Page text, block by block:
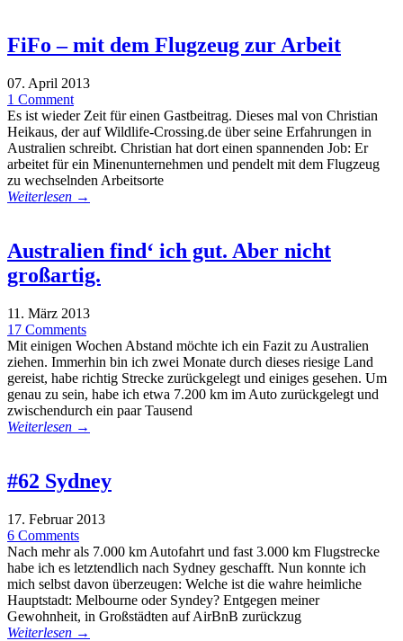
FiFo – mit dem Flugzeug zur Arbeit
07. April 2013
1 Comment
Es ist wieder Zeit für einen Gastbeitrag. Dieses mal von Christian
Heikaus, der auf Wildlife-Crossing.de über seine Erfahrungen in
Australien schreibt. Christian hat dort einen spannenden Job: Er
arbeitet für ein Minenunternehmen und pendelt mit dem Flugzeug
zu wechselnden Arbeitsorte
Weiterlesen →
Australien find‘ ich gut. Aber nicht
großartig.
11. März 2013
17 Comments
Mit einigen Wochen Abstand möchte ich ein Fazit zu Australien
ziehen. Immerhin bin ich zwei Monate durch dieses riesige Land
gereist, habe richtig Strecke zurückgelegt und einiges gesehen. Um
genau zu sein, habe ich etwa 7.200 km im Auto zurückgelegt und
zwischendurch ein paar Tausend
Weiterlesen →
#62 Sydney
17. Februar 2013
6 Comments
Nach mehr als 7.000 km Autofahrt und fast 3.000 km Flugstrecke
habe ich es letztendlich nach Sydney geschafft. Nun konnte ich
mich selbst davon überzeugen: Welche ist die wahre heimliche
Hauptstadt: Melbourne oder Syndey? Entgegen meiner
Gewohnheit, in Großstädten auf AirBnB zurückzug
Weiterlesen →